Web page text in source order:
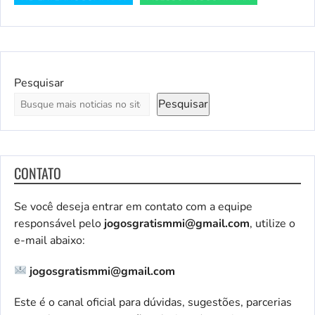
Pesquisar
Pesquisar
CONTATO
Se você deseja entrar em contato com a equipe
responsável pelo jogosgratismmi@gmail.com, utilize o
e-mail abaixo:
jogosgratismmi@gmail.com
Este é o canal oficial para dúvidas, sugestões, parcerias